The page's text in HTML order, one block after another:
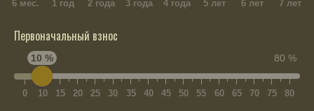
6 мес. 1 год 2 года 3 года 4 года 5 лет 6 лет 7 лет
Первоначальный взнос
80 %
10 %
0 10 15 20 25 30 35 40 45 50 55 60 65 70 75 80